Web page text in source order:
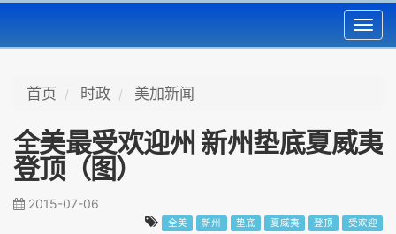
首页 时政 美加新闻
全美最受欢迎州 新州垫底夏威夷
登顶（图）
2015-07-06
全美 新州 垫底 夏威夷 登顶 受欢迎